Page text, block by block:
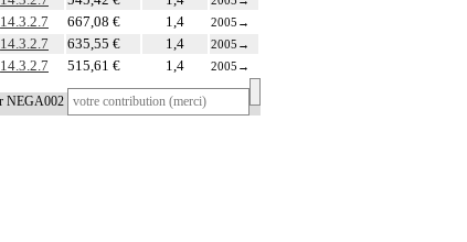
14.3.2.7 667,08 € 1,4 2005 →
14.3.2.7 635,55 € 1,4 2005 →
14.3.2.7 515,61 € 1,4 2005 →
NEGA002